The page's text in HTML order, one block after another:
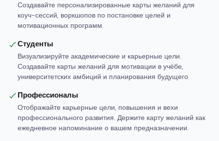
Создавайте персонализированные карты желаний для
коуч-сессий, воркшопов по постановке целей и
мотивационных программ.
Студенты
Визуализируйте академические и карьерные цели.
Создавайте карты желаний для мотивации в учёбе,
университетских амбиций и планирования будущего.
Профессионалы
Отображайте карьерные цели, повышения и вехи
профессионального развития. Держите карту желаний как
ежедневное напоминание о вашем предназначении.